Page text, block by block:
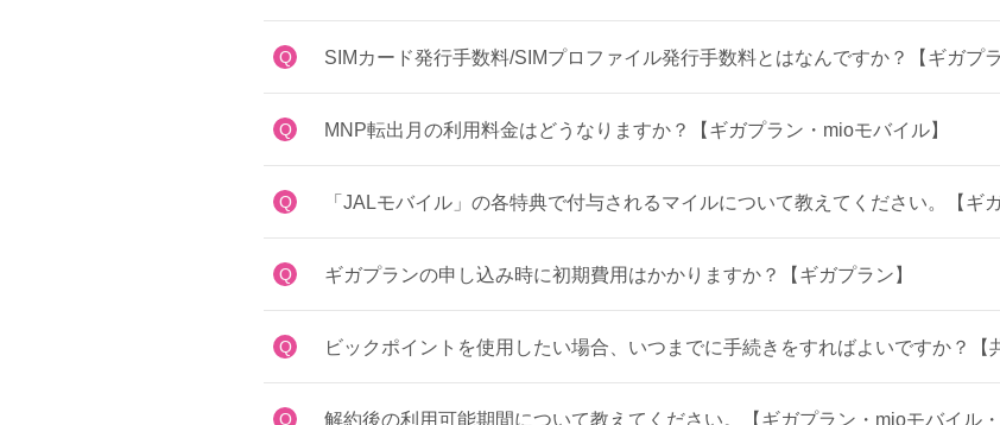
Q SIMカード発行手数料/SIMプロファイル発行手数料とはなんですか？【ギガプ
Q MNP転出月の利用料金はどうなりますか？【ギガプラン・mioモバイル】
Q 「JALモバイル」の各特典で付与されるマイルについて教えてください。【ギ
Q ギガプランの申し込み時に初期費用はかかりますか？【ギガプラン】
Q ビックポイントを使用したい場合、いつまでに手続きをすればよいですか？【
Q 解約後の利用可能期間について教えてください。【ギガプラン・mioモバイル